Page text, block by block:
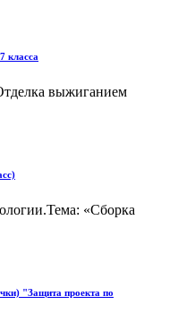
класса
выжиганием
«Сборка
"Защита проекта по